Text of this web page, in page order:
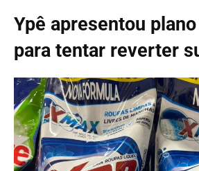
Ypê apresentou
para tentar reverter